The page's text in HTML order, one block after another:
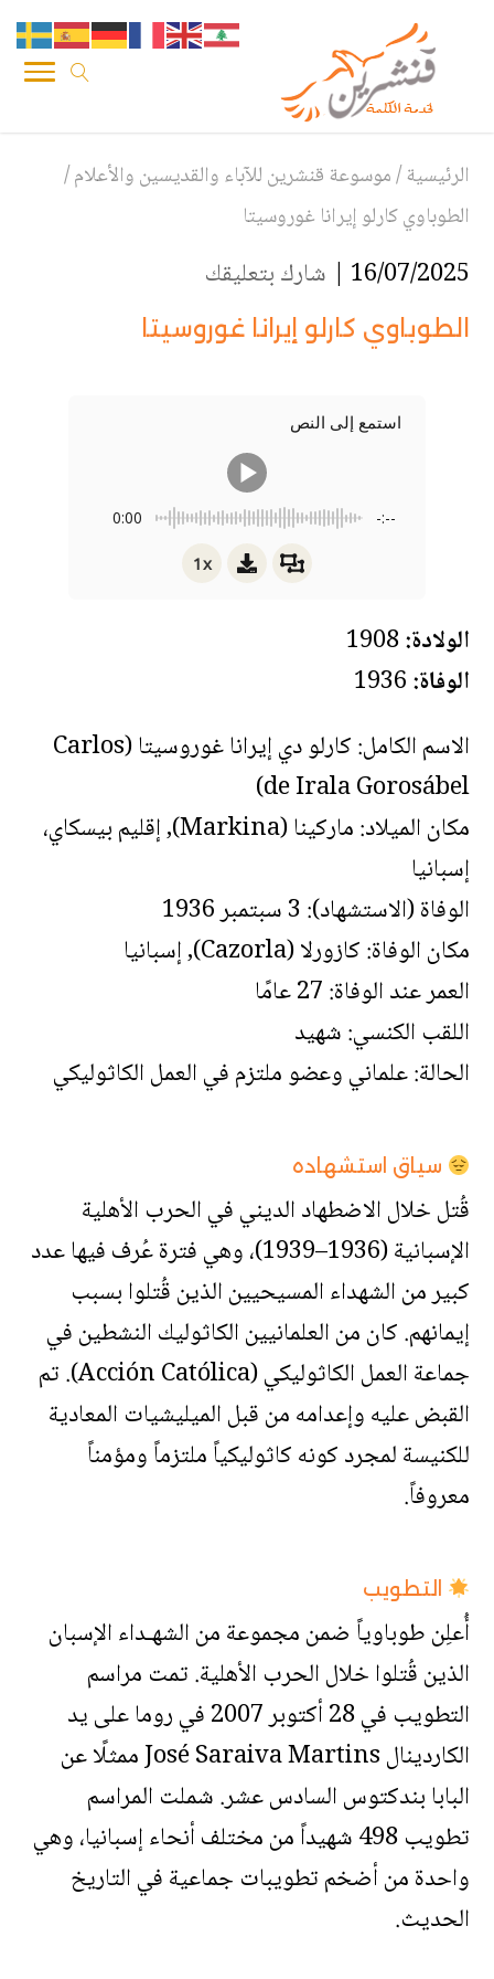
الرئيسية/موسوعة قنشرين للآباء والقديسين والأعلام/
الطوباوي كارلو إيرانا غوروسيتا
16/07/2025 | شارك بتعليقك
الطوباوي كارلو إيرانا غوروسيتا
استمع إلى النص
0:00 -:--
1x
الولادة:
الوفاة:
الاسم الكامل: كارلو دي إيرانا غوروسيتا (Carlos
de Irala Gorosábel)
مكان الميلاد: ماركينا (Markina), إقليم بيسكاي،
إسبانيا
الوفاة (الاستشهاد): 3 سبتمبر 1936
مكان الوفاة: كازورلا (Cazorla), إسبانيا
العمر عند الوفاة: 27 عامًا
اللقب الكنسي: شهيد
الحالة: علماني وعضو ملتزم في العمل الكاثوليكي
سياق استشهاده
قُتل خلال الاضطهاد الديني في الحرب الأهلية
الإسبانية (1936–1939)، وهي فترة عُرف فيها عدد
كبير من الشهداء المسيحيين الذين قُتلوا بسبب
إيمانهم. كان من العلمانيين الكاثوليك النشطين في
جماعة العمل الكاثوليكي (Acción Católica). تم
القبض عليه وإعدامه من قبل الميليشيات المعادية
للكنيسة لمجرد كونه كاثوليكياً ملتزماً ومؤمناً
معروفاً.
التطويب
أُعلِن طوباوياً ضمن مجموعة من الشهـداء الإسبان
الذين قُتلوا خلال الحرب الأهلية. تمت مراسم
التطويب في 28 أكتوبر 2007 في روما على يد
الكاردينال José Saraiva Martins ممثلًا عن
البابا بندكتوس السادس عشر. شملت المراسم
تطويب 498 شهيداً من مختلف أنحاء إسبانيا، وهي
واحدة من أضخم تطويبات جماعية في التاريخ
الحديث.